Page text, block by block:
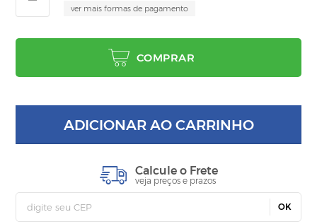
ver mais formas de pagamento
COMPRAR
ADICIONAR AO CARRINHO
Calcule o Frete
veja preços e prazos
OK